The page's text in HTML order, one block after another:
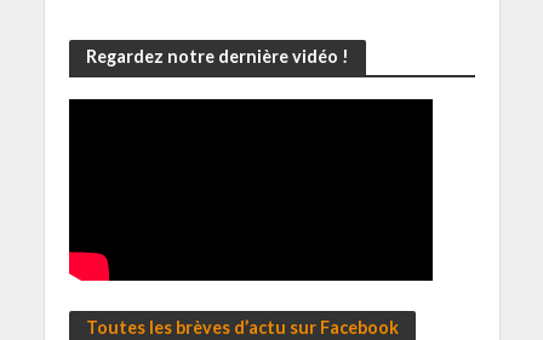
Regardez notre dernière vidéo !
Toutes les brèves d’actu sur Facebook